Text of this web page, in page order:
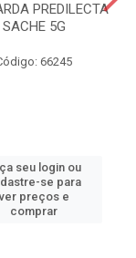
PREDILECTA
SACHE 5G
66245
seu login ou
se para
preços e
comprar